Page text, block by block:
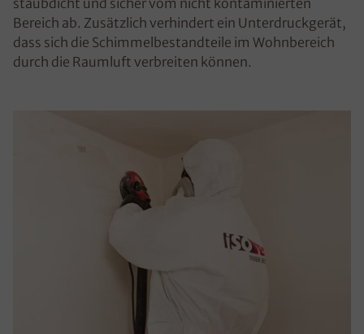
staubdicht und sicher vom nicht kontaminierten
Bereich ab. Zusätzlich verhindert ein Unterdruckgerät,
dass sich die Schimmelbestandteile im Wohnbereich
durch die Raumluft verbreiten können.